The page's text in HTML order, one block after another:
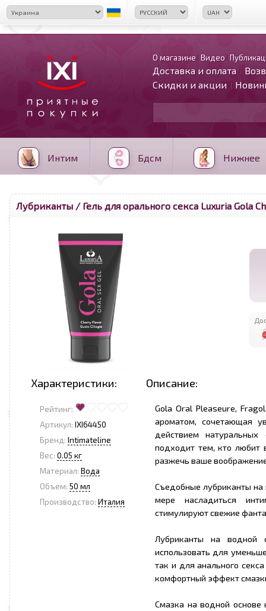
О магазине Видео
Доставка и оплата
Скидки и акции
Интим Бдсм Нижнее
Лубриканты / Гель для орального секса Luxuria Gola
Характеристики: Описание:
Рейтинг:
Артикул: IXI64450
Бренд: Intimateline
Вес: 0.05 кг
Материал: Вода
Объем: 50 мл
Производство: Италия
Gola Oral Pleaseure,
ароматом, сочетающая
действием
подходит тем, кто любит
разжечь ваше
Съедобные лубриканты на
мере насладиться
стимулируют свежие
Лубриканты на водной
использовать для
так и для анального
комфортный эффект
Смазка на водной основе